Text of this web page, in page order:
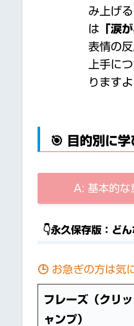
み上げる
は 「涙
表情の
上手に
ります
🎯 目的別に学
A: 基本的な
👇永久保存版：ど
🕒 お急ぎの方は気
フレーズ（クリ
ャンプ）